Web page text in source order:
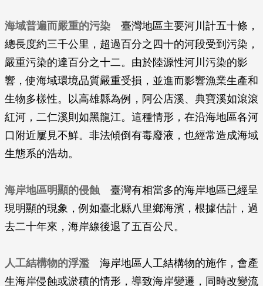
海域普遍而嚴重的污染 臺灣地區主要河川計五十條，
總長度約三千公里，超過百分之四十的河段受到污染，
嚴重污染的達百分之十二。由於陸源性河川污染的影
響，使海域環境品質嚴重受損，並進而影響漁業生產和
生物多樣性。以高雄縣為例，阿公店溪、典寶溪如滾滾
紅河，二仁溪則如黑龍江。這種情形，在沿海地區各河
口附近屢見不鮮。非法傾倒有毒廢液，也經常造成海域
生態系的浩劫。
海岸地區明顯的侵蝕 臺灣有相當多的海岸地區已經呈
現明顯的現象，例如臺北縣八里鄉海濱，根據估計，過
去二十年來，海岸線後退了五百公尺。
人工結構物的浮濫 海岸地區人工結構物的施作，會產
生海岸侵蝕或淤積的情形，導致海岸變遷，同時改變流